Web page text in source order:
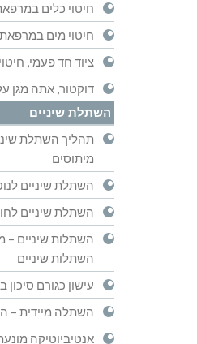
חיטוי כלים
חיטוי מים במרפאת
ציוד חד פעמי,
דוקטור, אתה מגן
השתלת שיניים
תהליך השתלת
מיתוסים
השתלת שיניים
השתלת שיניים
השתלות שיניים –
השתלות שיניים
עישון כגורם
השתלה מיידית –
אנטיביוטיקה